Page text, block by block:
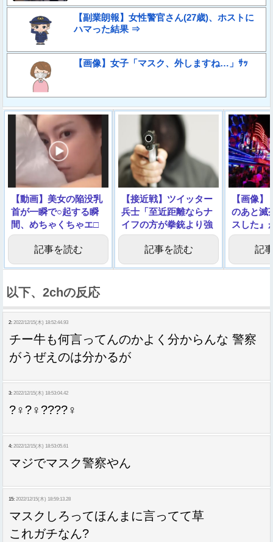
【副業朗報】女性警官さん(27歳)、ホストに
ハマった結果 ⇒
【画像】女子「マスク、外しますね…」ｻｯ
【動画】美女の陥没乳
首が一瞬で○起する瞬
間、めちゃくちゃエ□
い
記事を読む
【接近戦】ツイッター
兵士「至近距離ならナ
イフの方が拳銃より強
いんやでｗｗｗ」
記事を読む
【画像
のあと滅
スした
記
以下、2chの反応
2: 2022/12/15(木) 18:52:44.93
チー牛も何言ってんのかよく分からんな 警察
がうぜえのは分かるが
3: 2022/12/15(木) 18:53:04.42
?‍♀?‍♀????‍♀
4: 2022/12/15(木) 18:53:05.61
マジでマスク警察やん
15: 2022/12/15(木) 18:59:13.28
マスクしろってほんまに言ってて草
これガチなん?